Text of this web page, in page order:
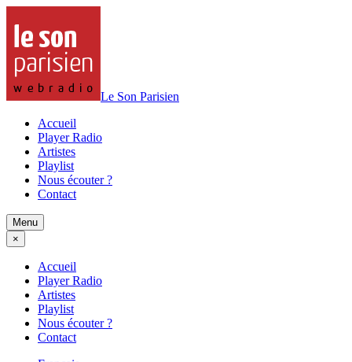
Le Son Parisien
Accueil
Player Radio
Artistes
Playlist
Nous écouter ?
Contact
Menu
×
Accueil
Player Radio
Artistes
Playlist
Nous écouter ?
Contact